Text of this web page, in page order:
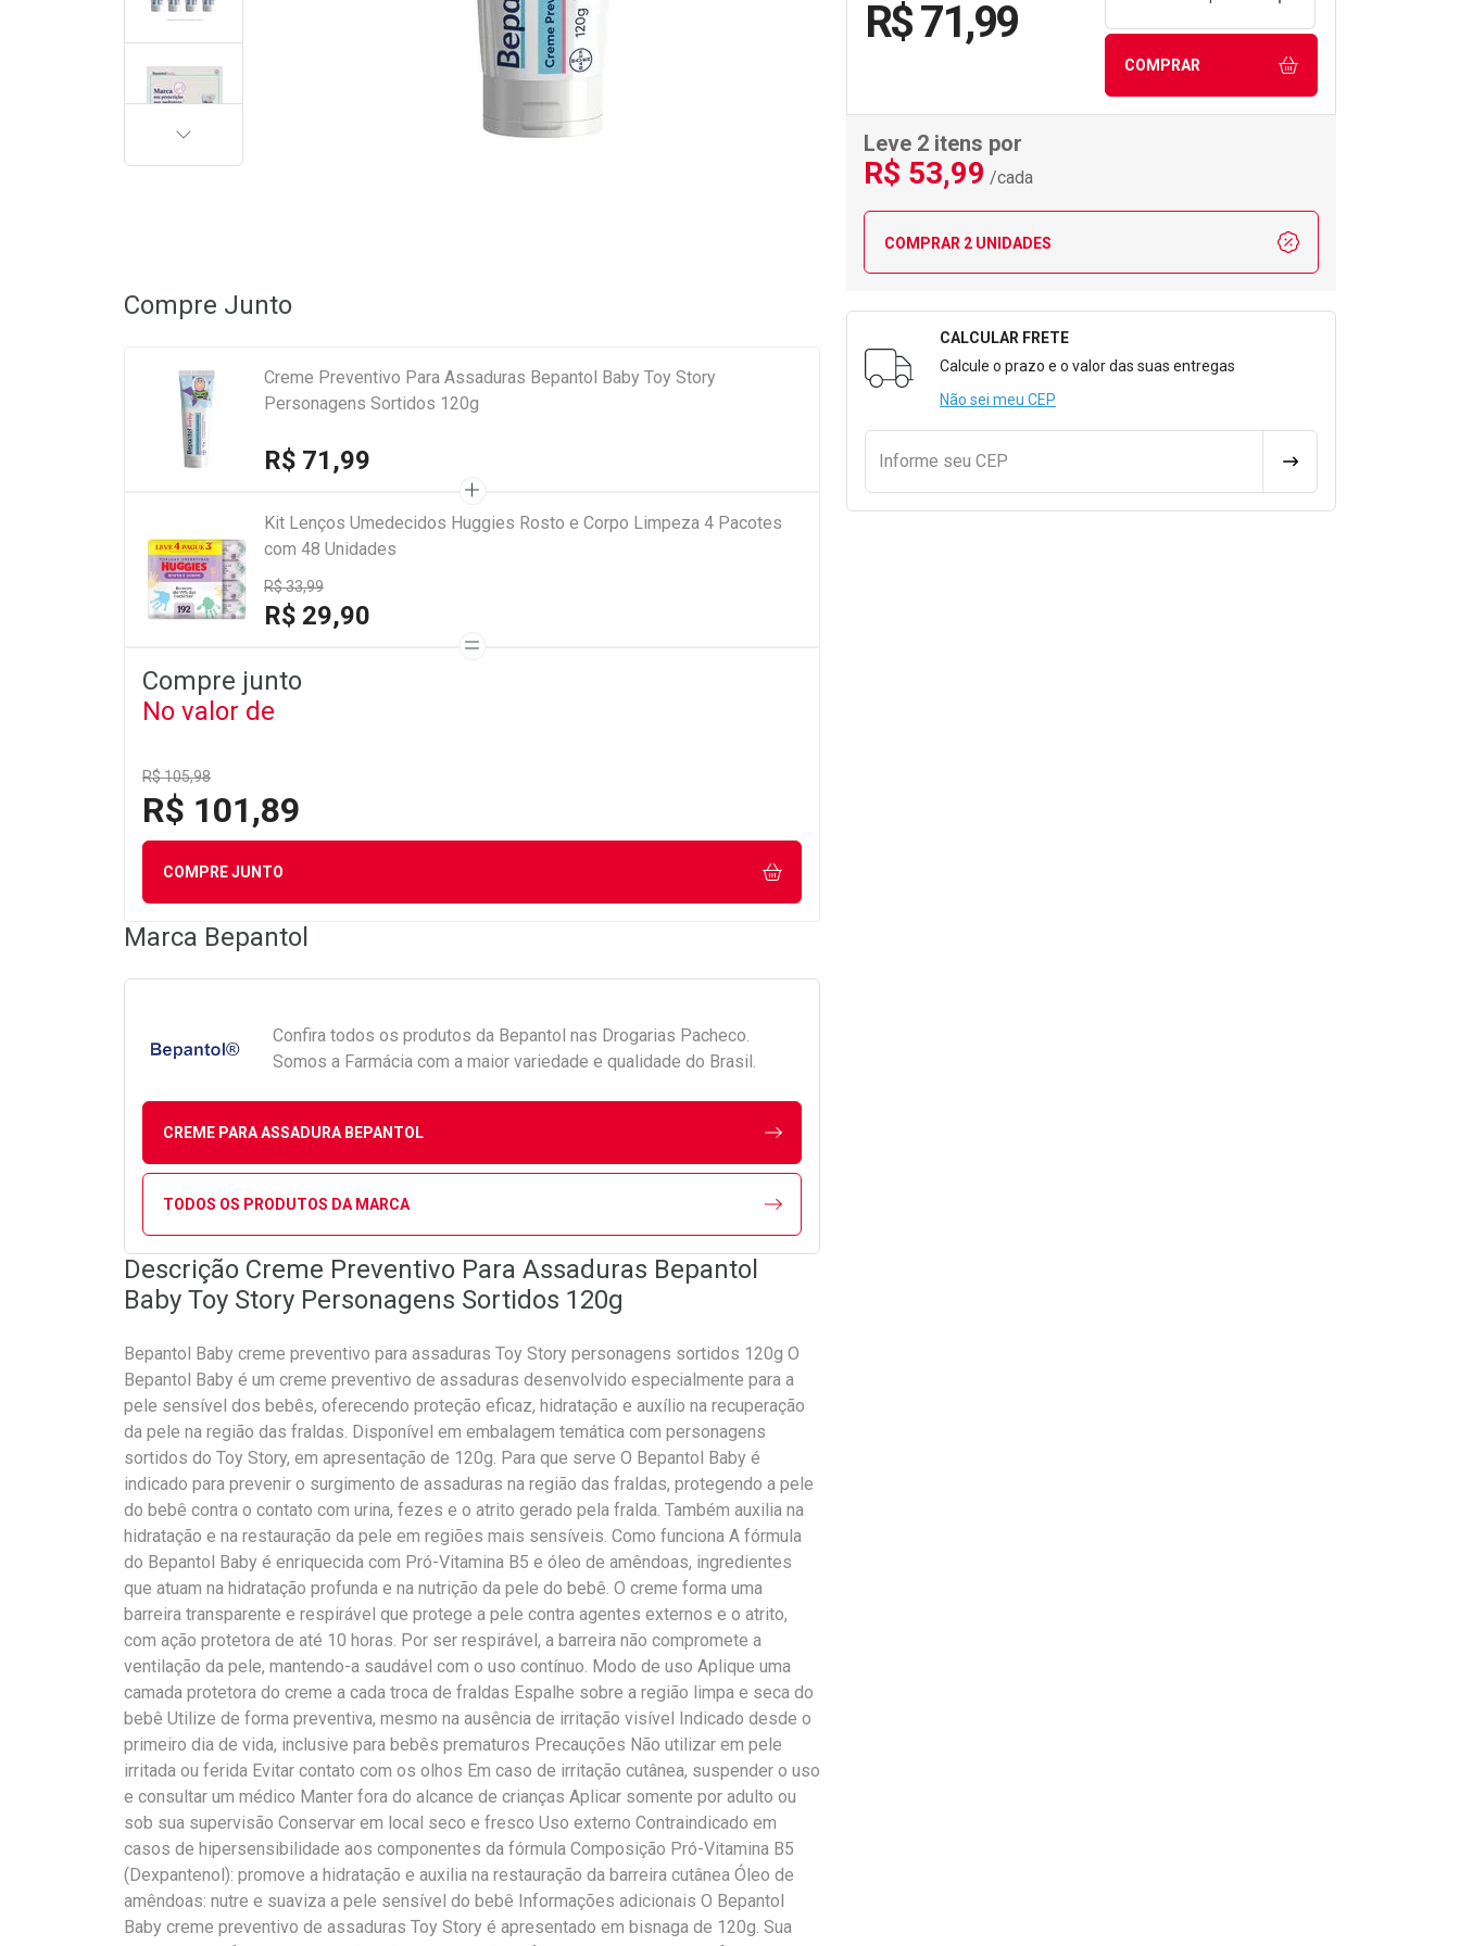
R$ 71,99
COMPRAR
Leve 2 itens por
R$ 53,99 /cada
COMPRAR 2 UNIDADES
Formulário para Calcular o Frete
CALCULAR FRETE
Calcule o prazo e o valor das suas entregas
Não sei meu CEP
Informe seu CEP CALCULAR FRETE
PRÓXIMA
Compre Junto
Creme Preventivo Para Assaduras Bepantol Baby Toy Story
Personagens Sortidos 120g
R$ 71,99
Kit Lenços Umedecidos Huggies Rosto e Corpo Limpeza 4 Pacotes
com 48 Unidades
R$ 33,99
R$ 29,90
Compre junto
No valor de
R$ 105,98
R$ 101,89
COMPRE JUNTO
Marca Bepantol
Confira todos os produtos da Bepantol nas Drogarias Pacheco.
Somos a Farmácia com a maior variedade e qualidade do Brasil.
CREME PARA ASSADURA BEPANTOL
TODOS OS PRODUTOS DA MARCA
Descrição Creme Preventivo Para Assaduras Bepantol
Baby Toy Story Personagens Sortidos 120g
Bepantol Baby creme preventivo para assaduras Toy Story personagens sortidos 120g O
Bepantol Baby é um creme preventivo de assaduras desenvolvido especialmente para a
pele sensível dos bebês, oferecendo proteção eficaz, hidratação e auxílio na recuperação
da pele na região das fraldas. Disponível em embalagem temática com personagens
sortidos do Toy Story, em apresentação de 120g. Para que serve O Bepantol Baby é
indicado para prevenir o surgimento de assaduras na região das fraldas, protegendo a pele
do bebê contra o contato com urina, fezes e o atrito gerado pela fralda. Também auxilia na
hidratação e na restauração da pele em regiões mais sensíveis. Como funciona A fórmula
do Bepantol Baby é enriquecida com Pró-Vitamina B5 e óleo de amêndoas, ingredientes
que atuam na hidratação profunda e na nutrição da pele do bebê. O creme forma uma
barreira transparente e respirável que protege a pele contra agentes externos e o atrito,
com ação protetora de até 10 horas. Por ser respirável, a barreira não compromete a
ventilação da pele, mantendo-a saudável com o uso contínuo. Modo de uso Aplique uma
camada protetora do creme a cada troca de fraldas Espalhe sobre a região limpa e seca do
bebê Utilize de forma preventiva, mesmo na ausência de irritação visível Indicado desde o
primeiro dia de vida, inclusive para bebês prematuros Precauções Não utilizar em pele
irritada ou ferida Evitar contato com os olhos Em caso de irritação cutânea, suspender o uso
e consultar um médico Manter fora do alcance de crianças Aplicar somente por adulto ou
sob sua supervisão Conservar em local seco e fresco Uso externo Contraindicado em
casos de hipersensibilidade aos componentes da fórmula Composição Pró-Vitamina B5
(Dexpantenol): promove a hidratação e auxilia na restauração da barreira cutânea Óleo de
amêndoas: nutre e suaviza a pele sensível do bebê Informações adicionais O Bepantol
Baby creme preventivo de assaduras Toy Story é apresentado em bisnaga de 120g. Sua